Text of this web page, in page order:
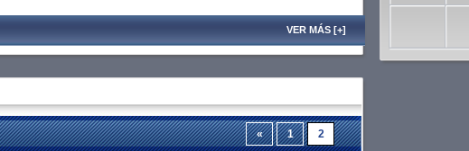
VER MÁS [+]
« 1 2